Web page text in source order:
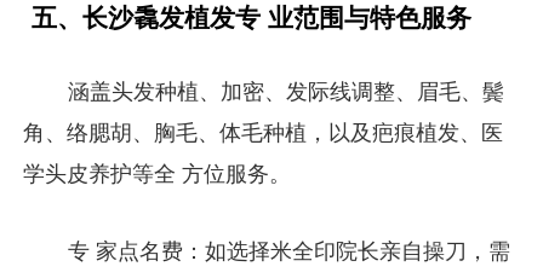
五、长沙毳发植发专 业范围与特色服务
涵盖头发种植、加密、发际线调整、眉毛、鬓
角、络腮胡、胸毛、体毛种植，以及疤痕植发、医
学头皮养护等全 方位服务。
专 家点名费：如选择米全印院长亲自操刀，需